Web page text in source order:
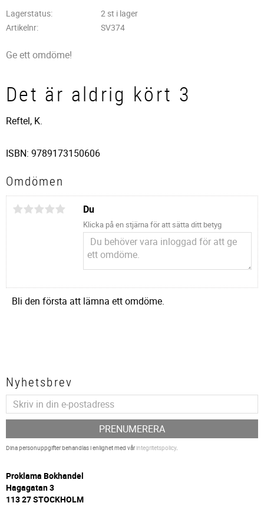
Lagerstatus
2 st i lager
Artikelnr
SV374
Ge ett omdöme!
Det är aldrig kört 3
Reftel, K.
ISBN: 9789173150606
Omdömen
Du
Klicka på en stjärna för att sätta ditt betyg
Bli den första att lämna ett omdöme.
Nyhetsbrev
PRENUMERERA
Dina personuppgifter behandlas i enlighet med vårintegritetspolicy.
Proklama Bokhandel
Hagagatan 3
113 27 STOCKHOLM